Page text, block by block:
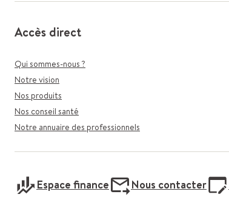
Accès direct
Qui sommes-nous ?
Notre vision
Nos produits
Nos conseil santé
Notre annuaire des professionnels
Espace finance Nous contacter